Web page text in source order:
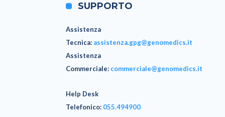
SUPPORTO
Assistenza
Tecnica: assistenza.gpg@genomedics.it
Assistenza
Commerciale: commerciale@genomedics.it
Help Desk
Telefonico: 055.494900